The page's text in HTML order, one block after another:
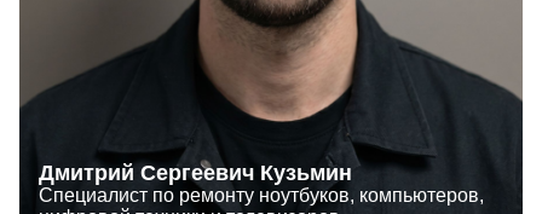
Дмитрий Сергеевич Кузьмин
Специалист по ремонту ноутбуков, компьютеров,